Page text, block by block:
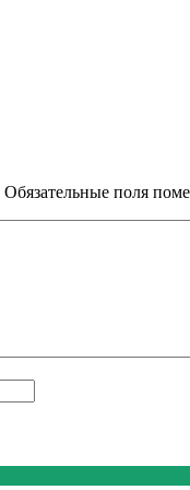
Обязательные поля